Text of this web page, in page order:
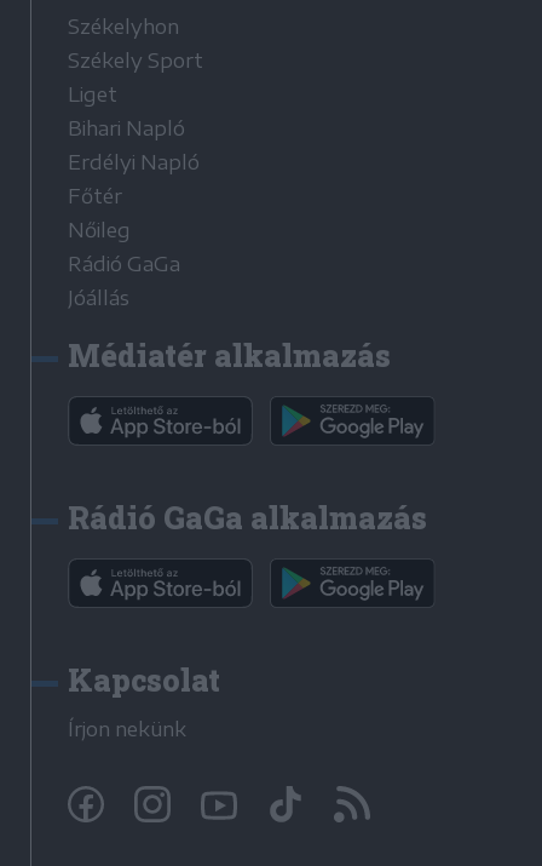
Székelyhon
Székely Sport
Liget
Bihari Napló
Erdélyi Napló
Főtér
Nőileg
Rádió GaGa
Jóállás
Médiatér alkalmazás
Rádió GaGa alkalmazás
Kapcsolat
Írjon nekünk